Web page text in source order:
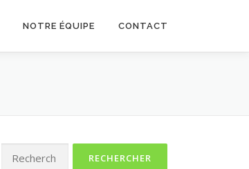
NOTRE ÉQUIPE CONTACT